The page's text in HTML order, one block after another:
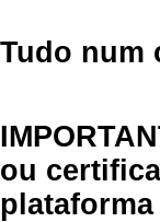
Tudo num
ou
plataforma